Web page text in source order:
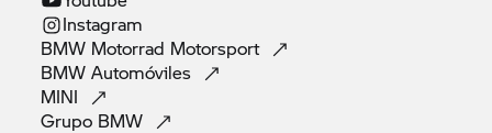
Instagram
BMW Motorrad Motorsport
BMWAutomóviles
MINI
Grupo BMW